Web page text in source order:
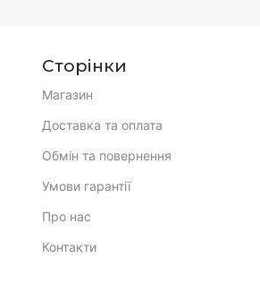
Сторінки
Магазин
Доставка та оплата
Обмін та повернення
Умови гарантії
Про нас
Контакти